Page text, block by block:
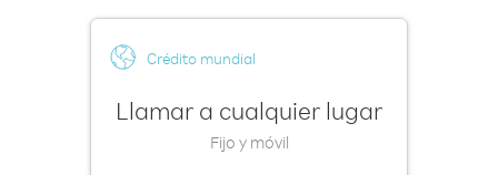
Crédito mundial
Llamar a cualquier lugar
Fijo y móvil